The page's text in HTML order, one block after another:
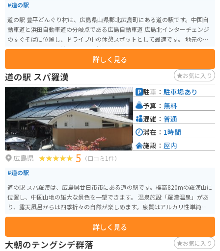
#道の駅
道の駅 豊平どんぐり村は、広島県山県郡北広島町にある道の駅です。中国自
動車道と浜田自動車道の分岐点である広島自動車道 広島北インターチェンジ
のすぐそばに位置し、ドライブ中の休憩スポットとして最適です。 地元の特
産品を販売する物産館や、地元食材を使った料理が楽しめるレストラン、軽
食コーナーがあります。中でも、地元産の新鮮な野菜や果物は人気です。ま
た、豊平どんぐり村の名物は、地元産のそば粉を使った手打ちそばです。コ
シのある食感と、そばの香りが楽しめます。 バイクで訪れる場合、広島北イ
ンターチェンジからすぐの場所にあり、アクセスは良好です。広い駐車場も
完備されているので、安心して駐車できます。道の駅からは、雄大な自然が
広がる景色を楽しむことができます。春には桜、秋には紅葉と、四季折々の
風景を楽しむことができます。ツーリングの休憩場所として、ぜひ立ち寄って
みてください。
詳しく見る
道の駅 スパ羅漢 お気に入り
広島県 5 （口コミ1件）
#道の駅
道の駅 スパ羅漢は、広島県廿日市市にある道の駅です。標高820mの羅漢山に
位置し、中国山地の雄大な景色を一望できます。 温泉施設「羅漢温泉」があ
り、露天風呂からは四季折々の自然が楽しめます。泉質はアルカリ性単純温
泉で、神経痛や筋肉痛などに効果があるとされています。レストランでは、
地元産の食材を使った料理や、名物の羅漢バーガーなどが味わえます。 バイ
クで訪れる場合、広島市内から約1時間30分ほどで到着します。山道はカーブ
が多いため、安全運転を心がけましょう。駐車場は広く、バイク専用のスペ
詳しく見る
駐車： 駐車場あり
予算： 無料
混雑： 普通
滞在： 1時間
施設： 屋内
大朝のテングシデ群落 お気に入り